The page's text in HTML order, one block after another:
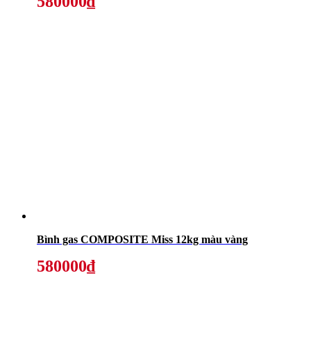
Bình gas COMPOSITE Miss 12kg màu vàng
580000₫